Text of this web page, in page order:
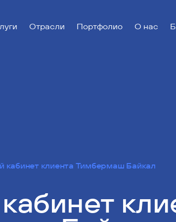
Отрасли Портфолио О нас
кабинет клиента Тимбермаш Байкал